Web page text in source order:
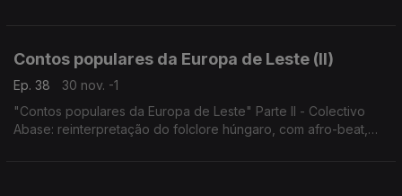
Contos populares da Europa de Leste (II)
Ep. 38
30 nov. -1
"Contos populares da Europa de Leste" Parte II - Colectivo
Abase: reinterpretação do folclore húngaro, com afro-beat,